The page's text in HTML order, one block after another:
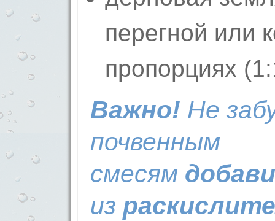
перегной или
пропорциях
Важно! Не
почвенным
смесям
из